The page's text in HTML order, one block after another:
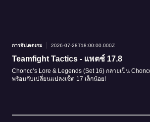
การอัปเดตเกม 2026-07-28T18:00:00.000Z
Teamfight Tactics - แพตช์ 17.8
Choncc’s Lore & Legends (Set 16) กลายเป็น
พร้อมกับเปลี่ยนแปลงเซ็ต 17 เล็กน้อย!